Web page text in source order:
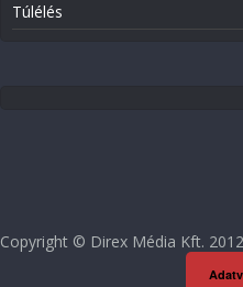
Túlélés
Copyright © Direx Média Kft.